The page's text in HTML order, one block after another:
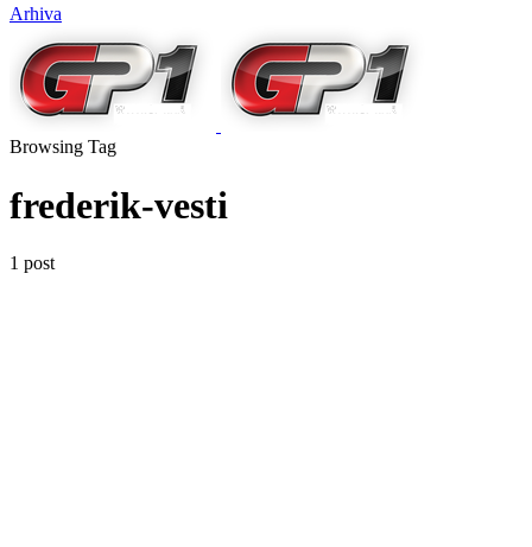
Arhiva
Browsing Tag
frederik-vesti
1 post